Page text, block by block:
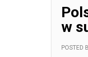
w
POSTED